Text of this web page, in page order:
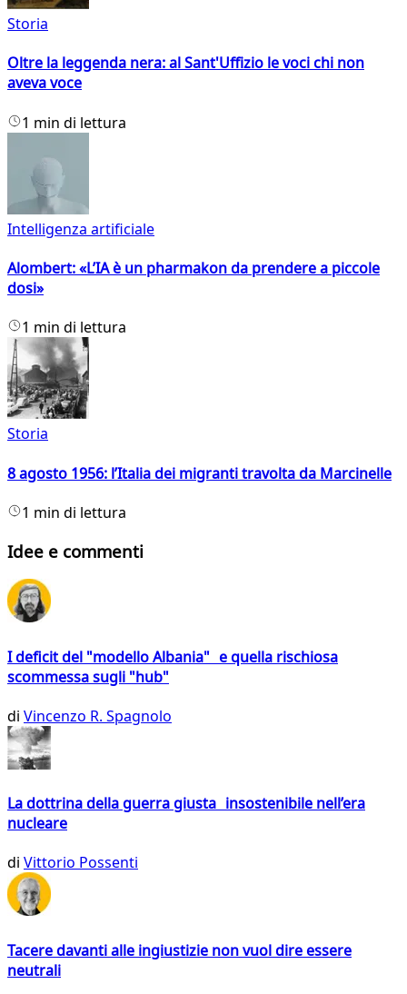
Storia
Oltre la leggenda nera: al Sant'Uffizio le voci chi non
aveva voce
1 min di lettura
Intelligenza artificiale
Alombert: «L’IA è un pharmakon da prendere a piccole
dosi»
1 min di lettura
Storia
8 agosto 1956: l’Italia dei migranti travolta da Marcinelle
1 min di lettura
Idee e commenti
I deficit del "modello Albania" e quella rischiosa
scommessa sugli "hub"
di Vincenzo R. Spagnolo
La dottrina della guerra giusta insostenibile nell’era
nucleare
di Vittorio Possenti
Tacere davanti alle ingiustizie non vuol dire essere
neutrali